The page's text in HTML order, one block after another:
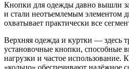
Кнопки для одежды давно вышли
и стали неотъемлемым элементом
охватывает практически все
Верхняя одежда и куртки — здесь
установочные кнопки, способные
нагрузки и частое использование.